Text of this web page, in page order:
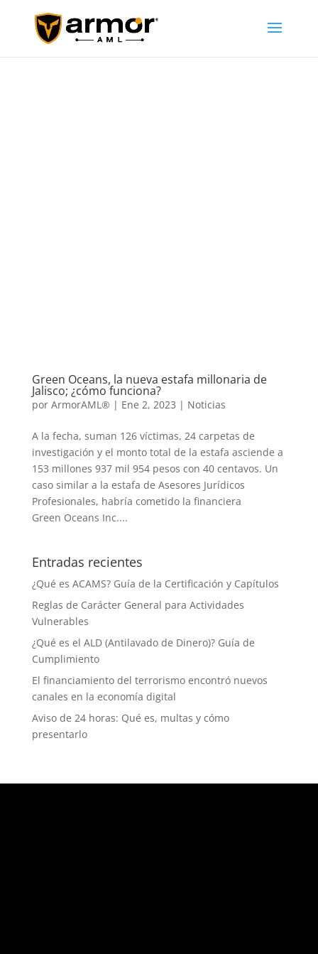
Green Oceans, la nueva estafa millonaria de
Jalisco; ¿cómo funciona?
por ArmorAML® | Ene 2, 2023 | Noticias
A la fecha, suman 126 víctimas, 24 carpetas de
investigación y el monto total de la estafa asciende a
153 millones 937 mil 954 pesos con 40 centavos. Un
caso similar a la estafa de Asesores Jurídicos
Profesionales, habría cometido la financiera
Green Oceans Inc....
Entradas recientes
¿Qué es ACAMS? Guía de la Certificación y Capítulos
Reglas de Carácter General para Actividades
Vulnerables
¿Qué es el ALD (Antilavado de Dinero)? Guía de
Cumplimiento
El financiamiento del terrorismo encontró nuevos
canales en la economía digital
Aviso de 24 horas: Qué es, multas y cómo
presentarlo